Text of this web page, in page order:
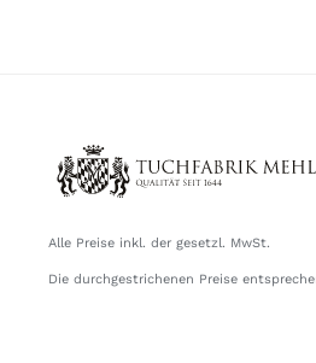
Alle Preise inkl. der gesetzl. MwSt.
Die durchgestrichenen Preise